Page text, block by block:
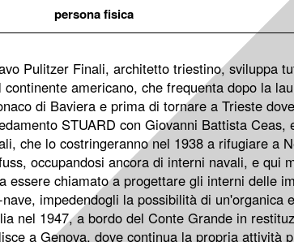
persona fisica
Pulitzer Finali, architetto triestino, sviluppa
continente americano, che frequenta dopo la
di Baviera e prima di tornare a Trieste
STUARD con Giovanni Battista
che lo costringeranno nel 1938 a rifugiare a
occupandosi ancora di interni navali, e qui
essere chiamato a progettare gli interni delle
impedendogli la possibilità di un'organica
nel 1947, a bordo del Conte Grande in
a Genova, dove continua la propria attività